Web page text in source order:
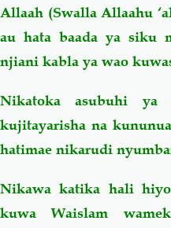
Allaah (Swalla Allaahu
au hata baada ya siku
njiani kabla ya wao
Nikatoka asubuhi
kujitayarisha na
hatimae nikarudi
Nikawa katika hali
kuwa Waislam